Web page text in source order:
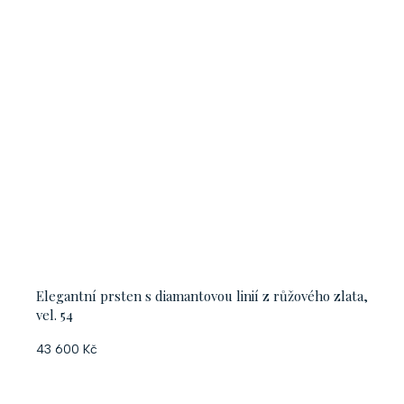
Elegantní prsten s diamantovou linií z růžového zlata,
vel. 54
43 600 Kč